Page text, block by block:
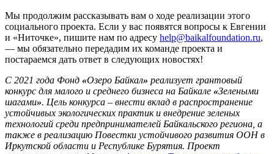
Мы продолжим рассказывать вам о ходе реализации этого
социального проекта. Если у вас появятся вопросы к Евгении
и «Ниточке», пишите нам по адресу help@baikalfoundation.ru,
— мы обязательно передадим их команде проекта и
постараемся дать ответ в следующих новостях!
С 2021 года Фонд «Озеро Байкал» реализует грантовый
конкурс для малого и среднего бизнеса на Байкале «Зелеными
шагами». Цель конкурса – внести вклад в распространение
устойчивых экологических практик и внедрение зеленых
технологий среди предпринимателей Байкальского региона, а
также в реализацию Повестки устойчивого развития ООН в
Иркутской области и Республике Бурятия. Проект